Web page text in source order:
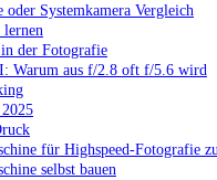
oder Systemkamera Vergleich
lernen
der Fotografie
Warum aus f/2.8 oft f/5.6 wird
für Highspeed-Fotografie
selbst bauen